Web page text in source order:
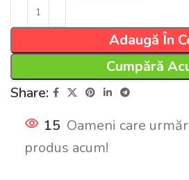
Adaugă În
Cumpără
Share:
15 Oameni care
produs acum!